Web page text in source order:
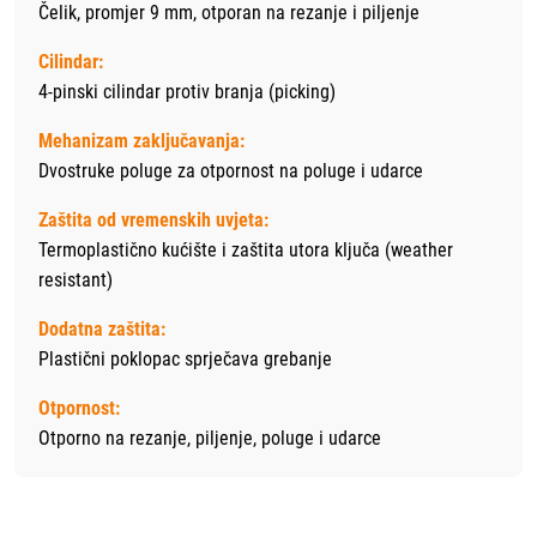
Čelik, promjer 9 mm, otporan na rezanje i piljenje
Cilindar:
4-pinski cilindar protiv branja (picking)
Mehanizam zaključavanja:
Dvostruke poluge za otpornost na poluge i udarce
Zaštita od vremenskih uvjeta:
Termoplastično kućište i zaštita utora ključa (weather
resistant)
Dodatna zaštita:
Plastični poklopac sprječava grebanje
Otpornost:
Otporno na rezanje, piljenje, poluge i udarce